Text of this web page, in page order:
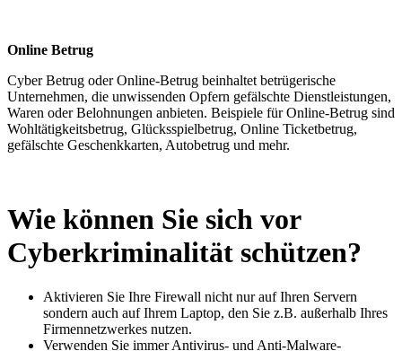
Online Betrug
Cyber Betrug oder Online-Betrug beinhaltet betrügerische
Unternehmen, die unwissenden Opfern gefälschte Dienstleistungen,
Waren oder Belohnungen anbieten. Beispiele für Online-Betrug sind
Wohltätigkeitsbetrug, Glücksspielbetrug, Online Ticketbetrug,
gefälschte Geschenkkarten, Autobetrug und mehr.
Wie können Sie sich vor
Cyberkriminalität schützen?
Aktivieren Sie Ihre Firewall nicht nur auf Ihren Servern
sondern auch auf Ihrem Laptop, den Sie z.B. außerhalb Ihres
Firmennetzwerkes nutzen.
Verwenden Sie immer Antivirus- und Anti-Malware-